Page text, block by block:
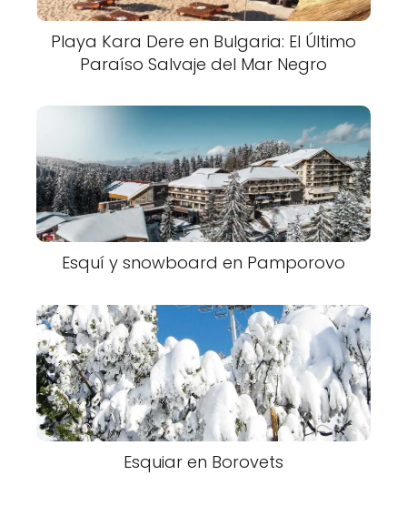
Playa Kara Dere en Bulgaria: El Último
Paraíso Salvaje del Mar Negro
Esquí y snowboard en Pamporovo
Esquiar en Borovets